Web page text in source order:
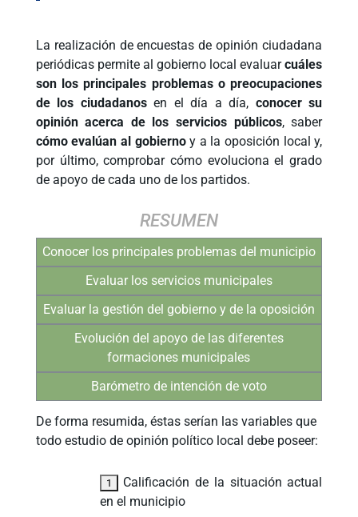
La realización de encuestas de opinión ciudadana
periódicas permite al gobierno local evaluarcuáles
son los principales problemas o preocupaciones
de los ciudadanosen el día a día, conocer su
opinión acerca de los servicios públicos, saber
cómo evalúan al gobiernoy a la oposición local y,
por último, comprobar cómo evoluciona el grado
de apoyo de cada uno de los partidos.
RESUMEN
Conocer los principales problemas del municipio
Evaluar los servicios municipales
Evaluar la gestión del gobierno y de la oposición
Evolución del apoyo de las diferentes
formaciones municipales
Barómetro de intención de voto
De forma resumida, éstas serían las variables que
todo estudio de opinión político local debe poseer:
Calificación de la situación actual
en el municipio